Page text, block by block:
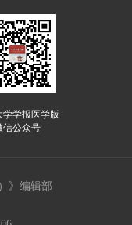
学学报医学版
信公众号
》编辑部